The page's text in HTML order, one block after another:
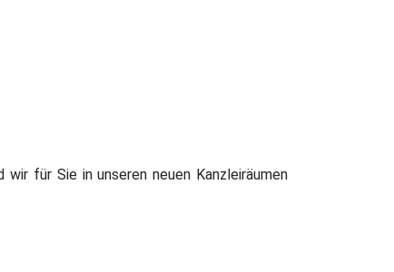
für Sie in unseren neuen Kanzleiräumen